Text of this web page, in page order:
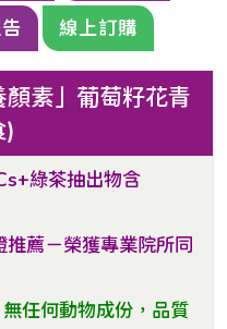
線上訂購
素」葡萄籽花青
)
綠茶抽出物含
薦－榮獲專業院所同
任何動物成份，品質